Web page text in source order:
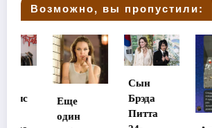
Возможно, вы пропустили:
Еще
Сын